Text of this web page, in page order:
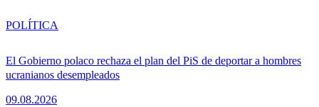
El Gobierno polaco rechaza el plan del PiS de deportar a hombres
ucranianos desempleados
09.08.2026
POLÍTICA